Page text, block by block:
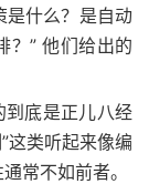
是什么？是自动
？” 他们给出的
到底是正儿八经
这类听起来像编
常不如前者。